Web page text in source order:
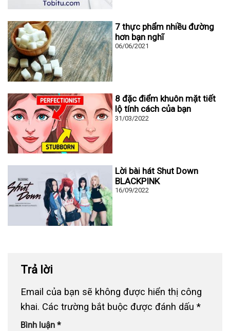
7 thực phẩm nhiều đường
hơn bạn nghĩ
06/06/2021
8 đặc điểm khuôn mặt tiết
lộ tính cách của bạn
31/03/2022
Lời bài hát Shut Down
BLACKPINK
16/09/2022
Trả lời
Email của bạn sẽ không được hiển thị công
khai. Các trường bắt buộc được đánh dấu *
Bình luận *